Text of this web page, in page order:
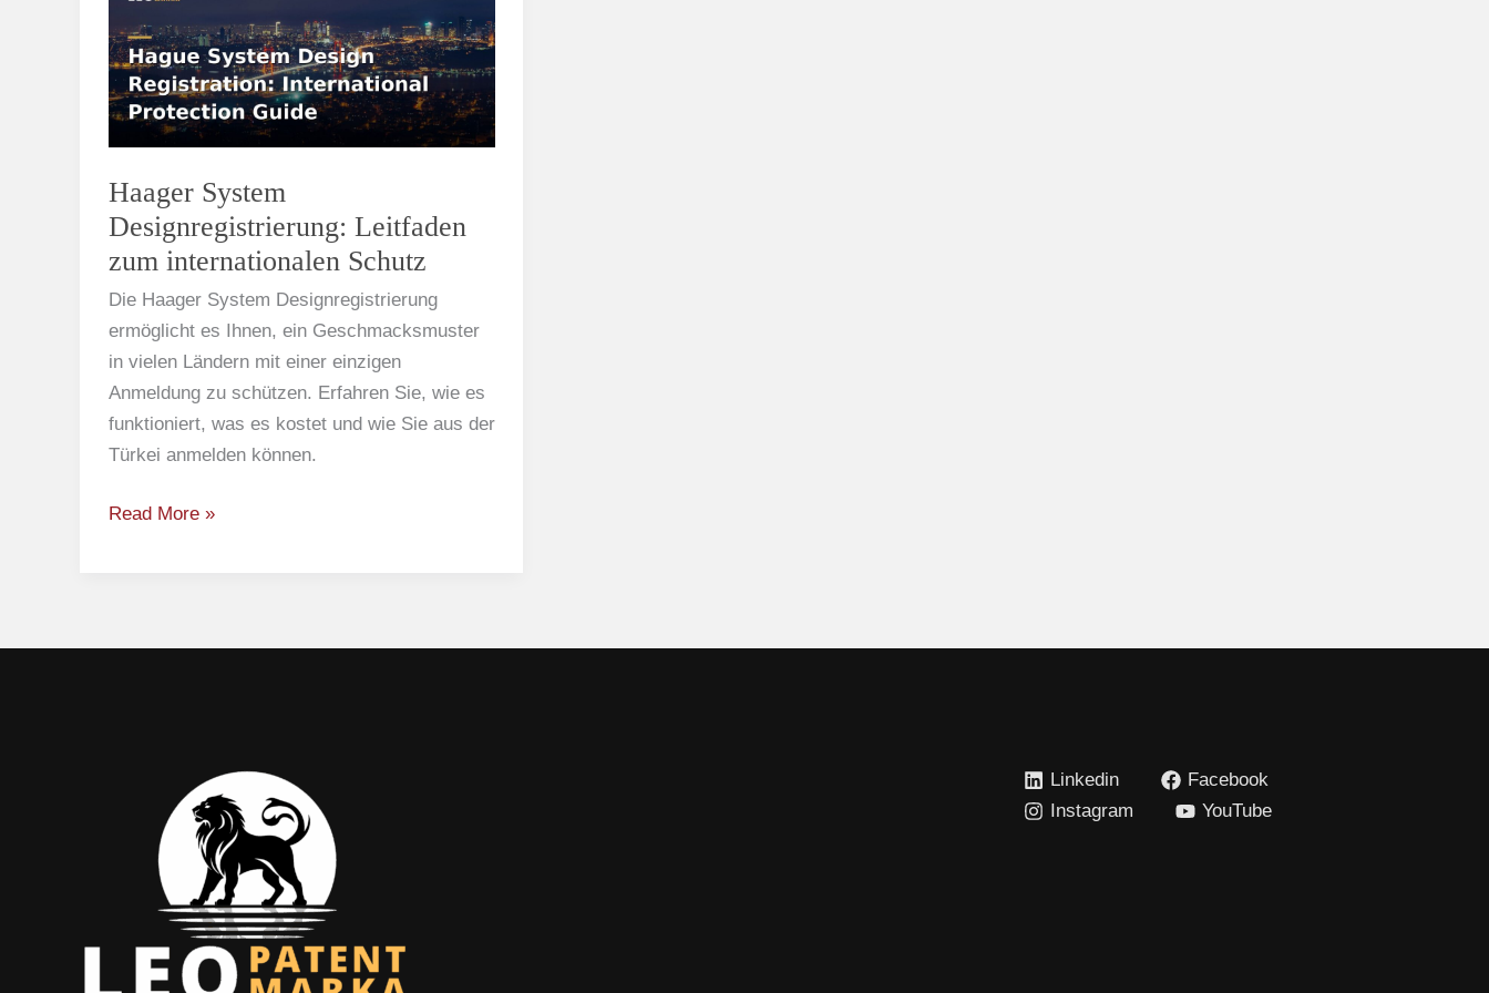
Haager System
Designregistrierung: Leitfaden
zum internationalen Schutz
Die Haager System Designregistrierung
ermöglicht es Ihnen, ein Geschmacksmuster
in vielen Ländern mit einer einzigen
Anmeldung zu schützen. Erfahren Sie, wie es
funktioniert, was es kostet und wie Sie aus der
Türkei anmelden können.
Designregistrierung:
Leitfaden
zum
internationalen
Schutz
Read More »
Linkedin
Facebook
Instagram
YouTube